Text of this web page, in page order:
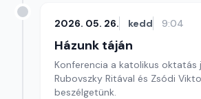
2026. 05. 26. kedd 9:04
Házunk táján
Konferencia a katolikus oktatás
Rubovszky Ritával és Zsódi
beszélgetünk.